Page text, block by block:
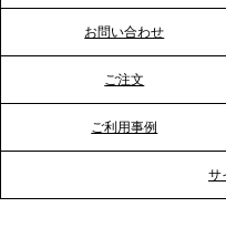
る？「恵方巻きケータ
ーションを活性化
2025.12.12
お問い合わせ
ご注文
ご利用事例
サ